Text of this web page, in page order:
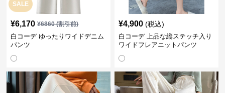
SALE
¥6,170 ¥6860(割引前)
白コーデ ゆったりワイドデニム
パンツ
¥4,900 (税込)
白コーデ 上品な縦ステッチ入り
ワイドフレアニットパンツ